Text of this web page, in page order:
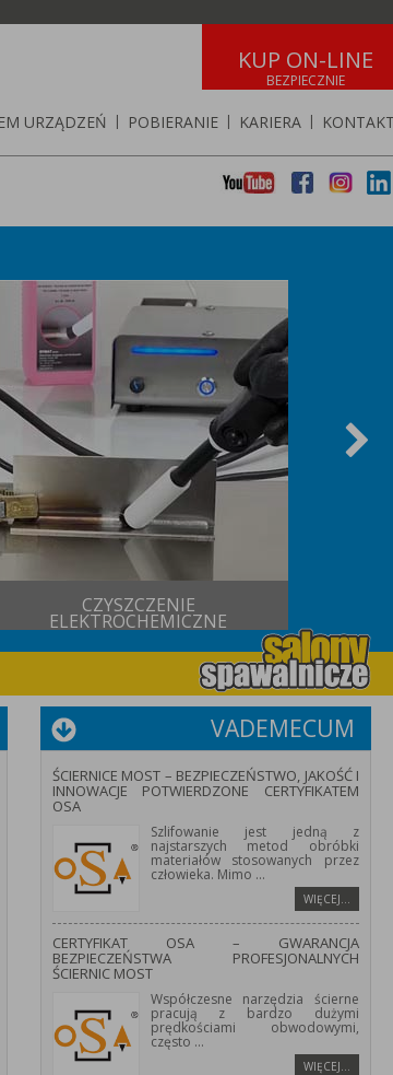
KUP ON-LINE
URZĄDZEŃ | POBIERANIE | KARIERA |
CZYSZCZENIE
ELEKTROCHEMICZNE
VADEMECUM
ŚCIERNICE MOST – BEZPIECZEŃSTWO, JAKOŚĆ I
INNOWACJE POTWIERDZONE CERTYFIKATEM
OSA
Szlifowanie jest jedną z
najstarszych metod obróbki
materiałów stosowanych przez
człowieka. Mimo ...
WIĘCEJ…
CERTYFIKAT OSA – GWARANCJA
BEZPIECZEŃSTWA PROFESJONALNYCH
ŚCIERNIC MOST
Współczesne narzędzia ścierne
pracują z bardzo dużymi
prędkościami obwodowymi,
często ...
WIĘCEJ…